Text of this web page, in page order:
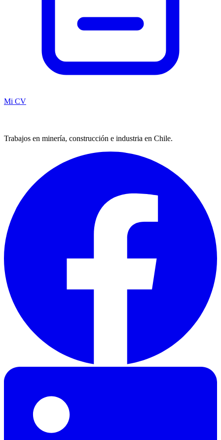
Mi CV
Trabajos en minería, construcción e industria en Chile.